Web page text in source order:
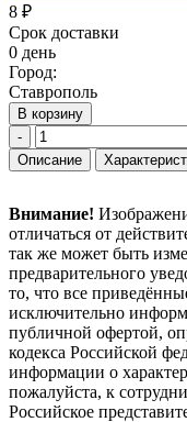
8 ₽
Срок доставки
0 день
Город:
Ставрополь
В корзину
-
Описание
Внимание!
отличаться от
так же может быть
предварительного
то, что все
исключительно
публичной офертой,
кодекса Российской
информации о
пожалуйста, к
Российское